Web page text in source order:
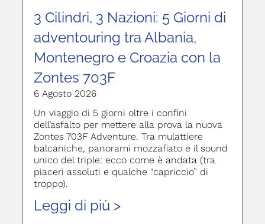
3 Cilindri, 3 Nazioni: 5 Giorni di
adventouring tra Albania,
Montenegro e Croazia con la
Zontes 703F
6 Agosto 2026
Un viaggio di 5 giorni oltre i confini
dell’asfalto per mettere alla prova la nuova
Zontes 703F Adventure. Tra mulattiere
balcaniche, panorami mozzafiato e il sound
unico del triple: ecco come è andata (tra
piaceri assoluti e qualche “capriccio” di
troppo).
Leggi di più >